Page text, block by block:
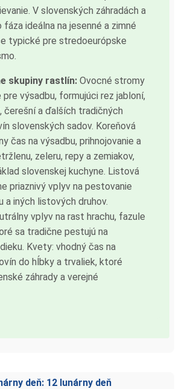
V slovenských záhradách a
ideálna na jesenné a zimné
typické pre stredoeurópske
skupiny rastlín: Ovocné stromy
pre výsadbu, formujúci rez jabloní,
čerešní a ďalších tradičných
slovenských sadov. Koreňová
čas na výsadbu, prihnojovanie a
zeleru, repy a zemiakov,
slovenskej kuchyne. Listová
priaznivý vplyv na pestovanie
a iných listových druhov.
vplyv na rast hrachu, fazule
sa tradične pestujú na
Kvety: vhodný čas na
do hĺbky a trvaliek, ktoré
záhrady a verejné
deň: 12 lunárny deň